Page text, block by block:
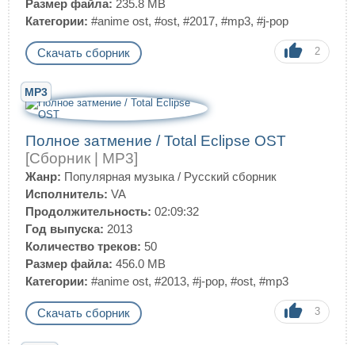
Размер файла: 235.8 MB
Категории: #anime ost, #ost, #2017, #mp3, #j-pop
Скачать сборник 2
MP3
Полное затмение / Total Eclipse OST
[Сборник | MP3]
Жанр: Популярная музыка / Русский сборник
Исполнитель: VA
Продолжительность: 02:09:32
Год выпуска: 2013
Количество треков: 50
Размер файла: 456.0 MB
Категории: #anime ost, #2013, #j-pop, #ost, #mp3
Скачать сборник 3